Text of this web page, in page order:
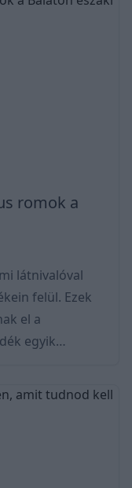
több
romok a
látnivalóval
felül. Ezek
el a
egyik
vár